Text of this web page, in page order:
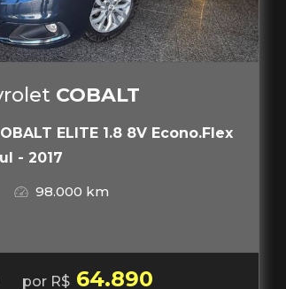
COBALT
ELITE 1.8 8V Econo.Flex
- 2017
98.000 km
por R$ 64.890